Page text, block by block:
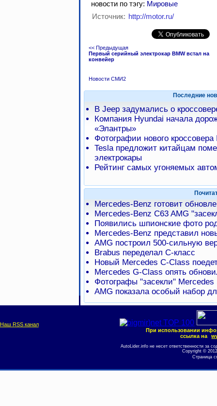
новости по тэгу: Мировые
Источник: http://motor.ru/
<< Предыдущая
Первый серийный электрокар BMW встал на
конвейер
Новости СМИ2
Последние
В Jeep задумались о
Компания Hyundai начала
«Элантры»
Фотографии нового
Tesla предложит китайцам
электрокары
Рейтинг самых угоняемых
Mercedes-Benz готовит
Mercedes-Benz C63 AMG
Появились шпионские фото
Mercedes-Benz представил
AMG построил 500-сильную
Brabus переделал С-класс
Новый Mercedes C-Class
Mercedes G-Class опять
Фотографы "засекли" Mercedes
AMG показала особый набор
Наш RSS канал
При использовании
ссылка на
AutoLider.info не несет ответственности за
Copyright ©
Страница